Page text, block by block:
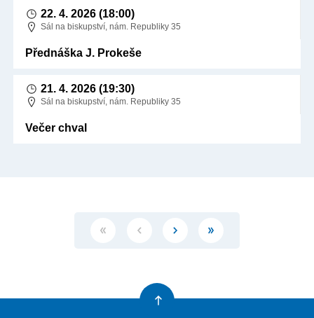
22. 4. 2026 (18:00)
Sál na biskupství, nám. Republiky 35
Přednáška J. Prokeše
21. 4. 2026 (19:30)
Sál na biskupství, nám. Republiky 35
Večer chval